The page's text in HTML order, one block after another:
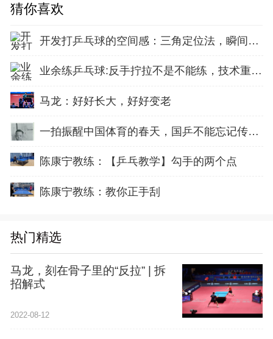
猜你喜欢
开发打乒乓球的空间感：三角定位法，瞬间找准最佳击球点
业余练乒乓球:反手拧拉不是不能练，技术重点就不在手上
马龙：好好长大，好好变老
一拍振醒中国体育的春天，国乒不能忘记传奇前辈这份初心！
陈康宁教练：【乒乓教学】勾手的两个点
陈康宁教练：教你正手刮
热门精选
马龙，刻在骨子里的“反拉” | 拆
招解式
2022-08-12